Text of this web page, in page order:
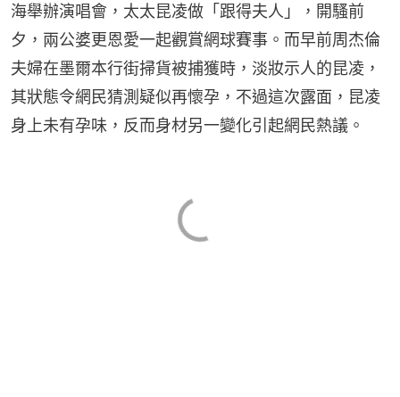
海舉辦演唱會，太太昆凌做「跟得夫人」，開騷前
夕，兩公婆更恩愛一起觀賞網球賽事。而早前周杰倫
夫婦在墨爾本行街掃貨被捕獲時，淡妝示人的昆凌，
其狀態令網民猜測疑似再懷孕，不過這次露面，昆凌
身上未有孕味，反而身材另一變化引起網民熱議。